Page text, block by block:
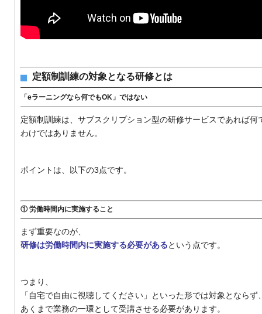
定額制訓練の対象となる研修とは
「eラーニングなら何でもOK」ではない
定額制訓練は、サブスクリプション型の研修サービスであれば何
わけではありません。
ポイントは、以下の3点です。
① 労働時間内に実施すること
まず重要なのが、
研修は労働時間内に実施する必要があるという点です。
つまり、
「自宅で自由に視聴してください」といった形では対象とならず
あくまで業務の一環として受講させる必要があります。